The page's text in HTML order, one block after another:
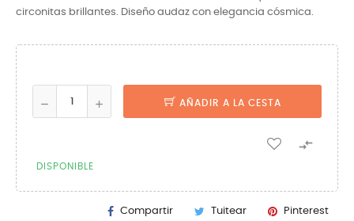
circonitas brillantes. Diseño audaz con elegancia cósmica.
AÑADIR A LA CESTA

DISPONIBLE
Compartir Tuitear Pinterest